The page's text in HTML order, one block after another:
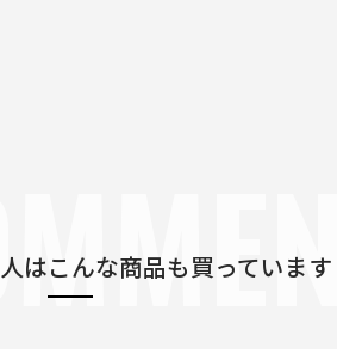
はこんな商品も買っています